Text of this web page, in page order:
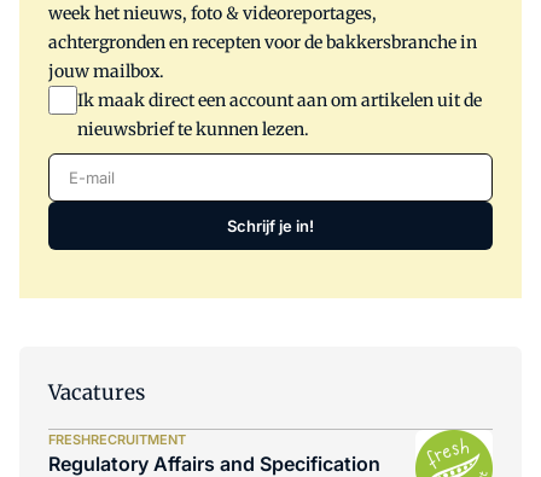
week het nieuws, foto & videoreportages,
achtergronden en recepten voor de bakkersbranche in
jouw mailbox.
Ik maak direct een account aan om artikelen uit de
nieuwsbrief te kunnen lezen.
E-mail
Schrijf je in!
Vacatures
FRESHRECRUITMENT
Regulatory Affairs and Specification